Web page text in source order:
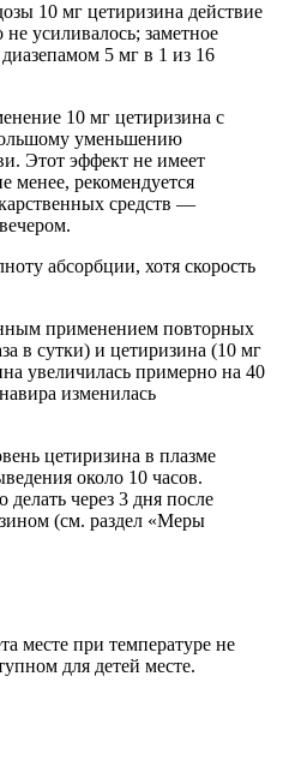
10 мг цетиризина действие
не усиливалось; заметное
5 мг в 1 из 16
10 мг цетиризина с
уменьшению
Этот эффект не имеет
менее, рекомендуется
средств —
абсорбции, хотя скорость
применением повторных
в сутки) и цетиризина (10 мг
увеличилась примерно на 40
изменилась
цетиризина в плазме
около 10 часов.
через 3 дня после
(см. раздел «Меры
месте при температуре не
для детей месте.